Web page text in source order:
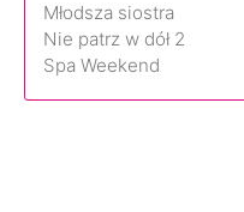
Młodsza siostra
Nie patrz w dół 2
Spa Weekend